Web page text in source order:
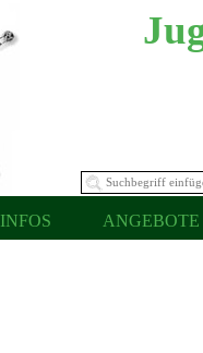
INFOS ANGEBOTE